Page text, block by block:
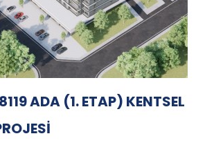
ADA (1. ETAP) KENTSEL